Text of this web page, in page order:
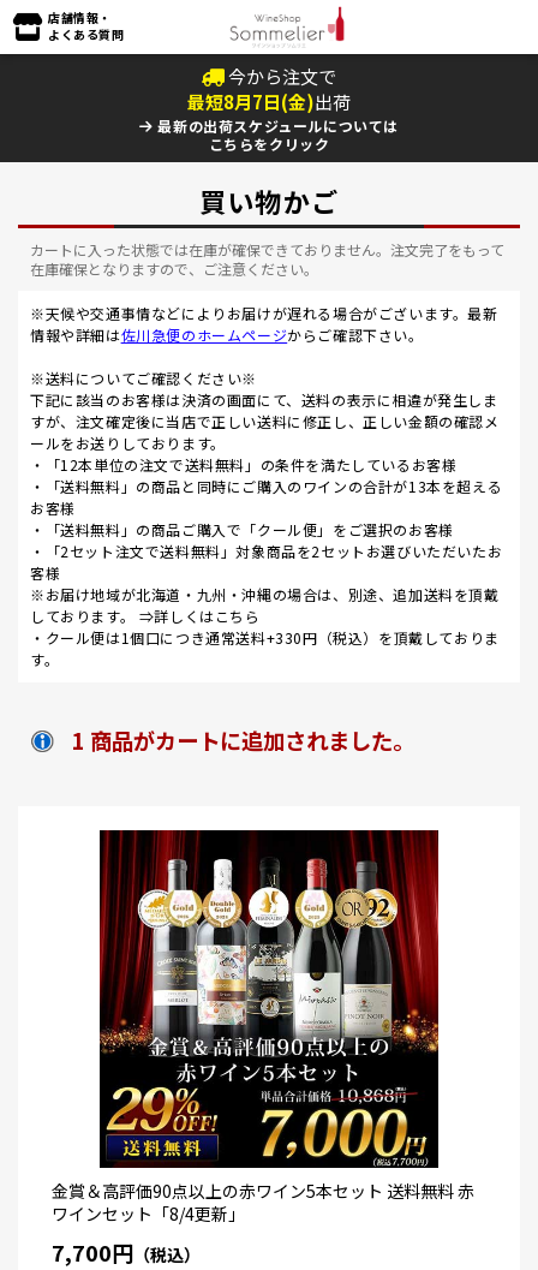
店舗情報・
よくある質問
今から注文で
最短8月7日(金)出荷
最新の出荷スケジュールについては
こちらをクリック
買い物かご
カートに入った状態では在庫が確保できておりません。注文完了をもって
在庫確保となりますので、ご注意ください。
※天候や交通事情などによりお届けが遅れる場合がございます。最新
情報や詳細は佐川急便のホームページからご確認下さい。
※送料についてご確認ください※
下記に該当のお客様は決済の画面にて、送料の表示に相違が発生しま
すが、注文確定後に当店で正しい送料に修正し、正しい金額の確認メ
ールをお送りしております。
・「12本単位の注文で送料無料」の条件を満たしているお客様
・「送料無料」の商品と同時にご購入のワインの合計が13本を超える
お客様
・「送料無料」の商品ご購入で「クール便」をご選択のお客様
・「2セット注文で送料無料」対象商品を2セットお選びいただいたお
客様
※お届け地域が北海道・九州・沖縄の場合は、別途、追加送料を頂戴
しております。 ⇒詳しくはこちら
・クール便は1個口につき通常送料+330円（税込）を頂戴しておりま
す。
1 商品がカートに追加されました。
金賞＆高評価90点以上の赤ワイン5本セット 送料無料 赤
ワインセット「8/4更新」
7,700円 （税込）